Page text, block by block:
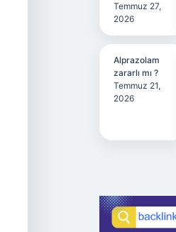
Temmuz 27,
2026
Alprazolam
zararlı mı ?
Temmuz 21,
2026